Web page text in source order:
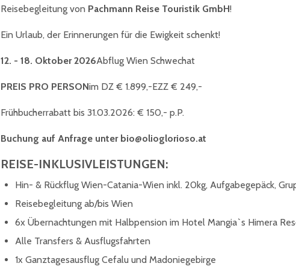
Reisebegleitung von Pachmann Reise Touristik GmbH!
Ein Urlaub, der Erinnerungen für die Ewigkeit schenkt!
12. - 18. Oktober 2026Abflug Wien Schwechat
PREIS PRO PERSONim DZ € 1.899,-EZZ € 249,-
Frühbucherrabatt bis 31.03.2026: € 150,- p.P.
Buchung auf Anfrage unter bio@olioglorioso.at
REISE-INKLUSIVLEISTUNGEN:
Hin- & Rückflug Wien-Catania-Wien inkl. 20kg, Aufgabegepäck,
Reisebegleitung ab/bis Wien
6x Übernachtungen mit Halbpension im Hotel Mangia`s Himera
Alle Transfers & Ausflugsfahrten
1x Ganztagesausflug Cefalu und Madoniegebirge